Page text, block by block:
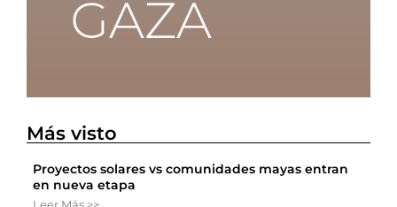
Más visto
Proyectos solares vs comunidades mayas entran
en nueva etapa